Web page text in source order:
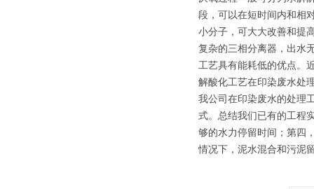
段，可以在短时间内和相
小分子，可大大改善和提
复杂的三相分离器，出水
工艺具有能耗低的优点。
解酸化工艺在印染废水处
我公司在印染废水的处理
式。总结我们已有的工程
够的水力停留时间；第四
情况下，泥水混合和污泥